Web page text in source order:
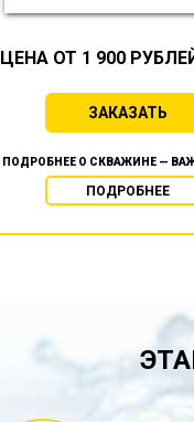
ЦЕНА ОТ 1 900
ЗАКАЗАТЬ
ПОДРОБНЕЕ О СКВАЖИНЕ —
ПОДРОБНЕЕ